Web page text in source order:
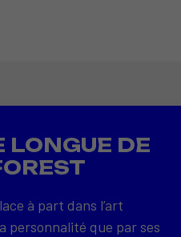
LONGUE DE
à part dans l’art
personnalité que par ses